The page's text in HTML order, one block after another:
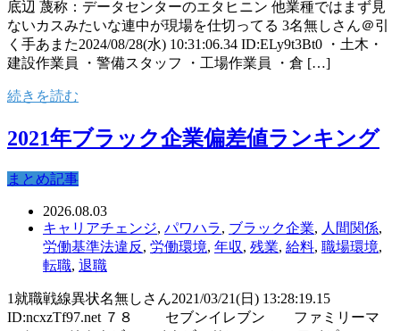
底辺 蔑称：データセンターのエタヒニン 他業種ではまず見
ないカスみたいな連中が現場を仕切ってる 3名無しさん＠引
く手あまた2024/08/28(水) 10:31:06.34 ID:ELy9t3Bt0 ・土木・
建設作業員 ・警備スタッフ ・工場作業員 ・倉 […]
続きを読む
2021年ブラック企業偏差値ランキング
まとめ記事
2026.08.03
キャリアチェンジ, パワハラ, ブラック企業, 人間関係,
労働基準法違反 , 労働環境, 年収, 残業, 給料, 職場環境,
転職, 退職
1就職戦線異状名無しさん2021/03/21(日) 13:28:19.15
ID:ncxzTf97.net ７８ セブンイレブン ファミリーマ